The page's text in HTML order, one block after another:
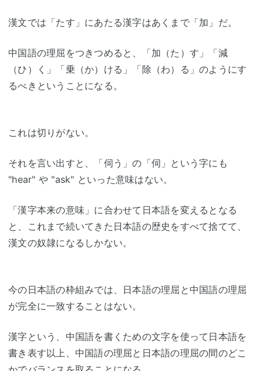
漢文では「たす」にあたる漢字はあくまで「加」だ。
中国語の理屈をつきつめると、「加（た）す」「減
（ひ）く」「乗（か）ける」「除（わ）る」のようにす
るべきということになる。
これは切りがない。
それを言い出すと、「伺う」の「伺」という字にも
"hear" や "ask" といった意味はない。
「漢字本来の意味」に合わせて日本語を変えるとなる
と、これまで続いてきた日本語の歴史をすべて捨てて、
漢文の奴隷になるしかない。
今の日本語の枠組みでは、日本語の理屈と中国語の理屈
が完全に一致することはない。
漢字という、中国語を書くための文字を使って日本語を
書き表す以上、中国語の理屈と日本語の理屈の間のどこ